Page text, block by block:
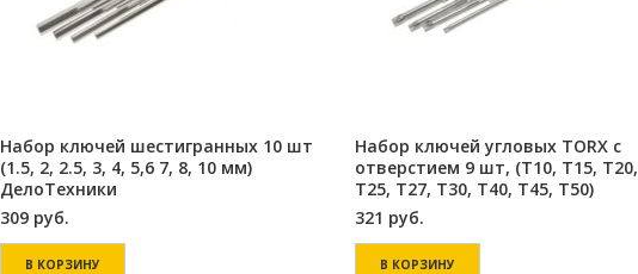
Набор ключей шестигранных 10 шт
(1.5, 2, 2.5, 3, 4, 5,6 7, 8, 10 мм)
ДелоТехники
309 руб.
В КОРЗИНУ
Набор ключей угловых TORX с
отверстием 9 шт, (Т10, Т15, Т20,
Т25, Т27, Т30, Т40, Т45, Т50)
321 руб.
В КОРЗИНУ